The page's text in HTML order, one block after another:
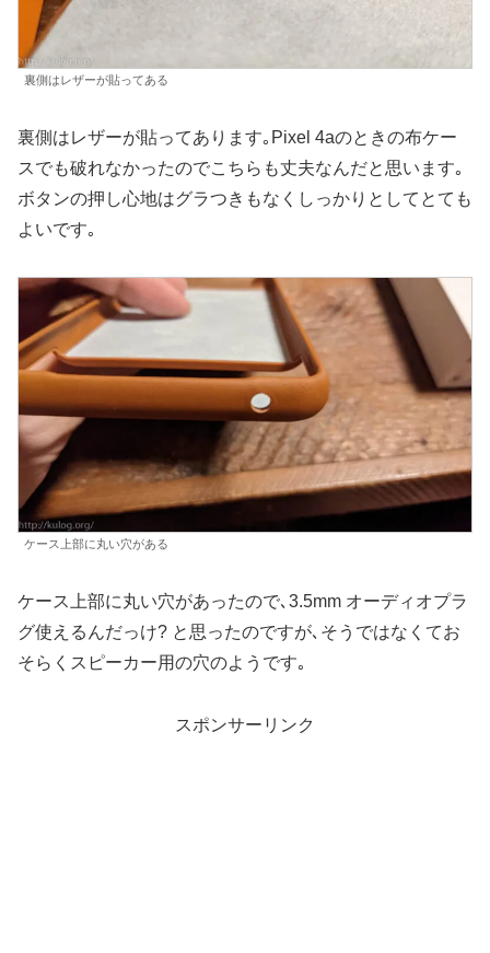
裏側はレザーが貼ってある
裏側はレザーが貼ってあります｡Pixel 4aのときの布ケー
スでも破れなかったのでこちらも丈夫なんだと思います｡
ボタンの押し心地はグラつきもなくしっかりとしてとても
よいです｡
ケース上部に丸い穴がある
ケース上部に丸い穴があったので､3.5mm オーディオプラ
グ使えるんだっけ? と思ったのですが､そうではなくてお
そらくスピーカー用の穴のようです｡
スポンサーリンク